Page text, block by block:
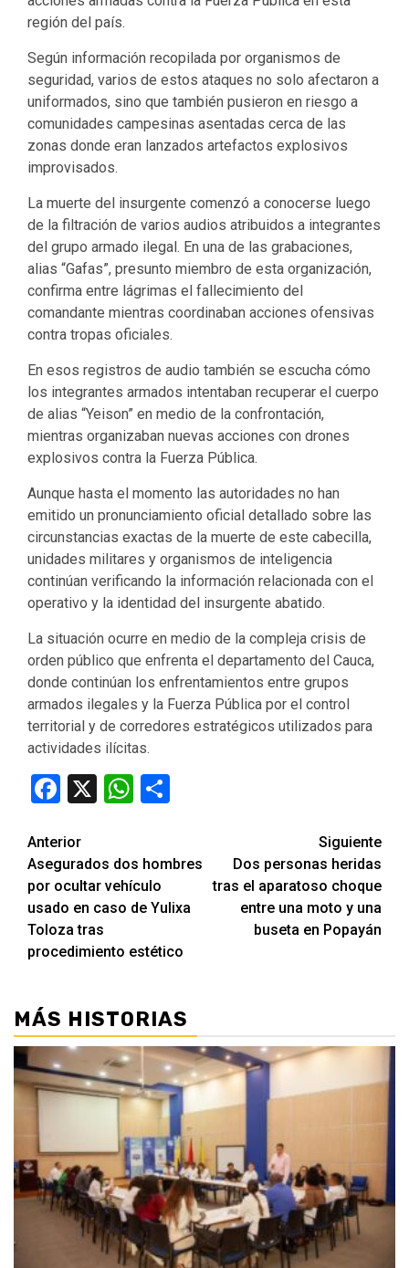
región del país.
Según información recopilada por organismos de
seguridad, varios de estos ataques no solo afectaron a
uniformados, sino que también pusieron en riesgo a
comunidades campesinas asentadas cerca de las
zonas donde eran lanzados artefactos explosivos
improvisados.
La muerte del insurgente comenzó a conocerse luego
de la filtración de varios audios atribuidos a integrantes
del grupo armado ilegal. En una de las grabaciones,
alias “Gafas”, presunto miembro de esta organización,
confirma entre lágrimas el fallecimiento del
comandante mientras coordinaban acciones ofensivas
contra tropas oficiales.
En esos registros de audio también se escucha cómo
los integrantes armados intentaban recuperar el cuerpo
de alias “Yeison” en medio de la confrontación,
mientras organizaban nuevas acciones con drones
explosivos contra la Fuerza Pública.
Aunque hasta el momento las autoridades no han
emitido un pronunciamiento oficial detallado sobre las
circunstancias exactas de la muerte de este cabecilla,
unidades militares y organismos de inteligencia
continúan verificando la información relacionada con el
operativo y la identidad del insurgente abatido.
La situación ocurre en medio de la compleja crisis de
orden público que enfrenta el departamento del Cauca,
donde continúan los enfrentamientos entre grupos
armados ilegales y la Fuerza Pública por el control
territorial y de corredores estratégicos utilizados para
actividades ilícitas.
Facebook
X WhatsApp
Seguir
leyendo
Anterior
Asegurados dos hombres
por ocultar vehículo
usado en caso de Yulixa
Toloza tras
procedimiento estético
Siguiente
Dos personas heridas
tras el aparatoso choque
entre una moto y una
buseta en Popayán
MÁS HISTORIAS